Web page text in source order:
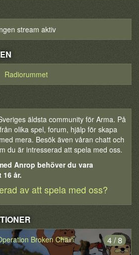
stream aktiv
Radiorummet
äldsta community för Arma. På
olika spel, forum, hjälp för skapa
mera. Besök även våran chatt och
du är intresserad att spela med oss.
Anrop behöver du vara
år.
av att spela med oss?
4 / 8
Broken Chain